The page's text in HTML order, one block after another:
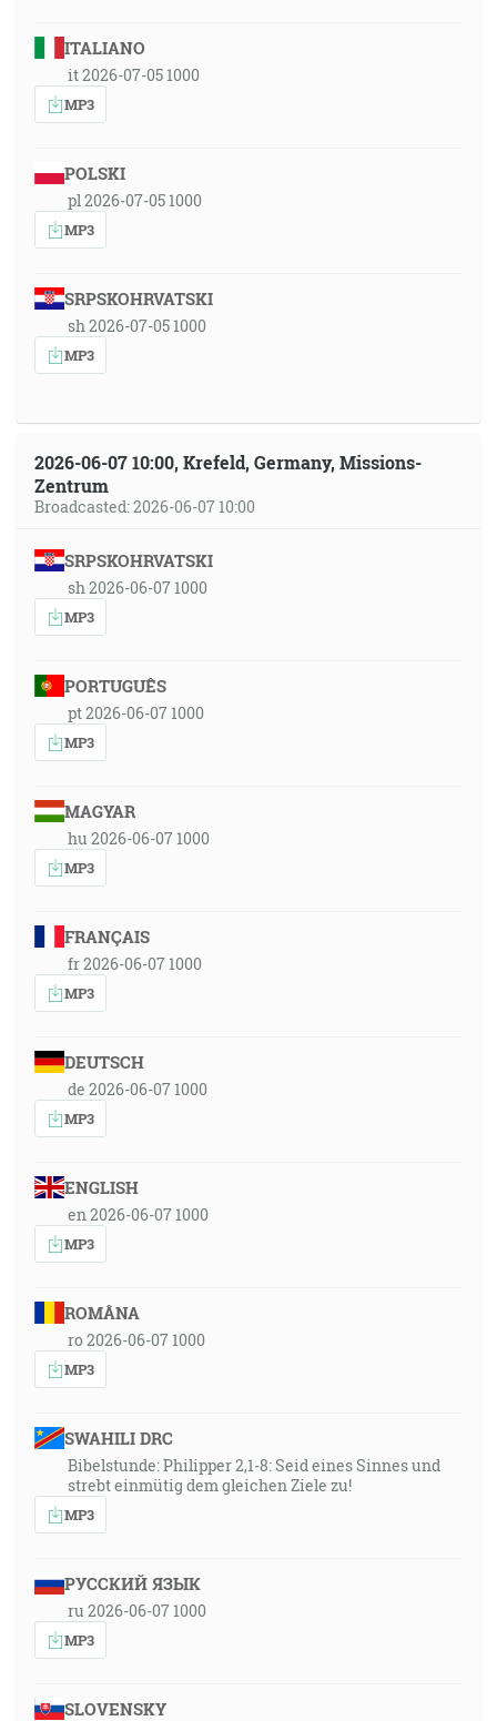
ITALIANO
it 2026-07-05 1000
MP3
POLSKI
pl 2026-07-05 1000
MP3
SRPSKOHRVATSKI
sh 2026-07-05 1000
MP3
2026-06-07 10:00, Krefeld, Germany, Missions-
Zentrum
Broadcasted: 2026-06-07 10:00
SRPSKOHRVATSKI
sh 2026-06-07 1000
MP3
PORTUGUÊS
pt 2026-06-07 1000
MP3
MAGYAR
hu 2026-06-07 1000
MP3
FRANÇAIS
fr 2026-06-07 1000
MP3
DEUTSCH
de 2026-06-07 1000
MP3
ENGLISH
en 2026-06-07 1000
MP3
ROMÂNA
ro 2026-06-07 1000
MP3
SWAHILI DRC
Bibelstunde: Philipper 2,1-8: Seid eines Sinnes und
strebt einmütig dem gleichen Ziele zu!
MP3
РУССКИЙ ЯЗЫК
ru 2026-06-07 1000
MP3
SLOVENSKY